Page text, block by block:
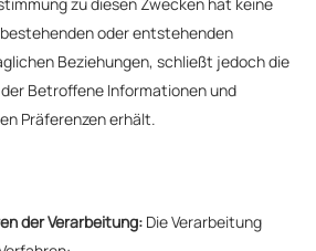
oder entstehenden
Beziehungen, schließt jedoch die
Betroffene Informationen und
Präferenzen erhält.
der Verarbeitung: Die Verarbeitung